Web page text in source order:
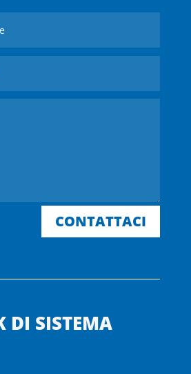
CONTATTACI
DI SISTEMA